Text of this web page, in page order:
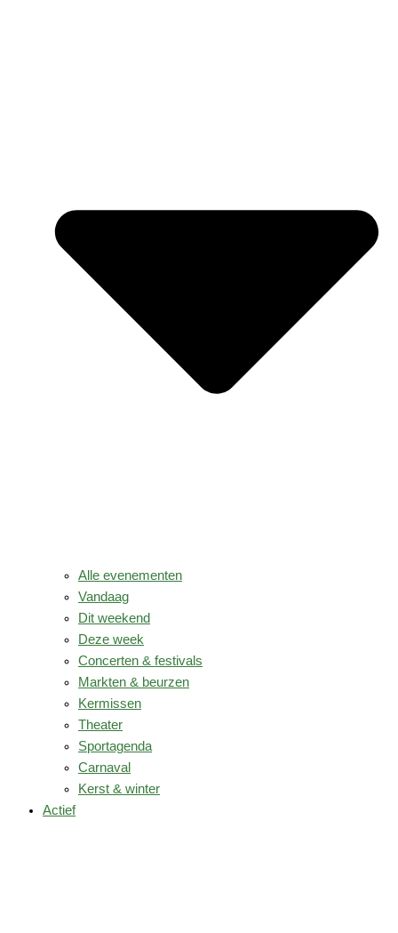
Alle evenementen
Vandaag
Dit weekend
Deze week
Concerten & festivals
Markten & beurzen
Kermissen
Theater
Sportagenda
Carnaval
Kerst & winter
Actief